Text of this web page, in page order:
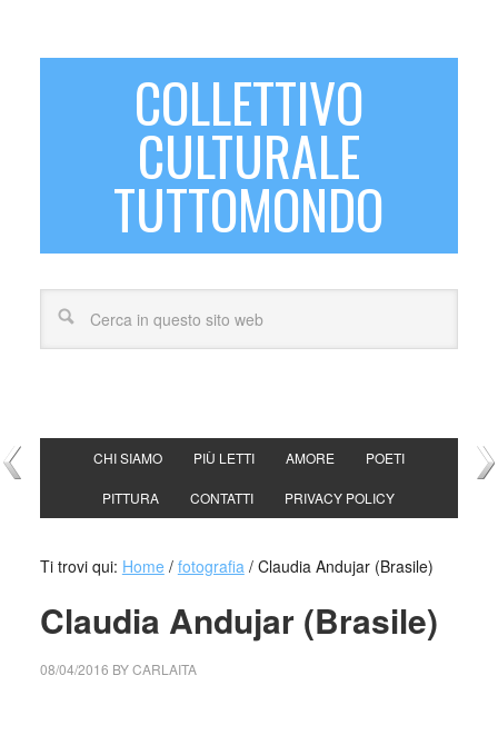
COLLETTIVO
CULTURALE
TUTTOMONDO
CHI SIAMO PIÙ LETTI AMORE POETI
PITTURA CONTATTI PRIVACY POLICY
Ti trovi qui: Home / fotografia /Claudia Andujar (Brasile)
Claudia Andujar (Brasile)
08/04/2016 BYCARLAITA